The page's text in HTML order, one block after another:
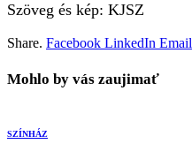
Szöveg és kép: KJSZ
Share. Facebook LinkedIn Email
Mohlo by vás zaujimať
SZÍNHÁZ